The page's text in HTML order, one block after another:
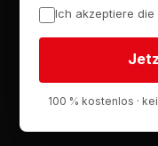
Ich akzeptiere die
100 % kostenlos ·